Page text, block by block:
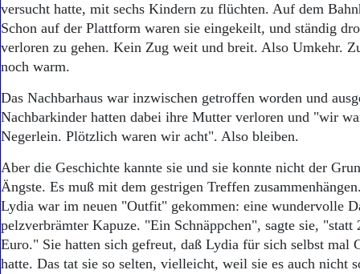
Start
Wer wir sind
Aktuelle Ausgabe
Abonnent werden
Abo Prämien
Archiv
Mediadaten
Kontakt
Impressum
Datenschutz
versucht hatte, mit sechs Kindern zu flüchten. Auf dem
Schon auf der Plattform waren sie eingekeilt, und ständig
verloren zu gehen. Kein Zug weit und breit. Also Umkehr.
noch warm.
Das Nachbarhaus war inzwischen getroffen worden und
Nachbarkinder hatten dabei ihre Mutter verloren und "wir
Negerlein. Plötzlich waren wir acht". Also bleiben.
Aber die Geschichte kannte sie und sie konnte nicht der
Ängste. Es muß mit dem gestrigen Treffen
Lydia war im neuen "Outfit" gekommen: eine wundervolle
pelzverbrämter Kapuze. "Ein Schnäppchen", sagte sie, "statt
Euro." Sie hatten sich gefreut, daß Lydia für sich selbst mal
hatte. Das tat sie so selten, vielleicht, weil sie es auch nicht